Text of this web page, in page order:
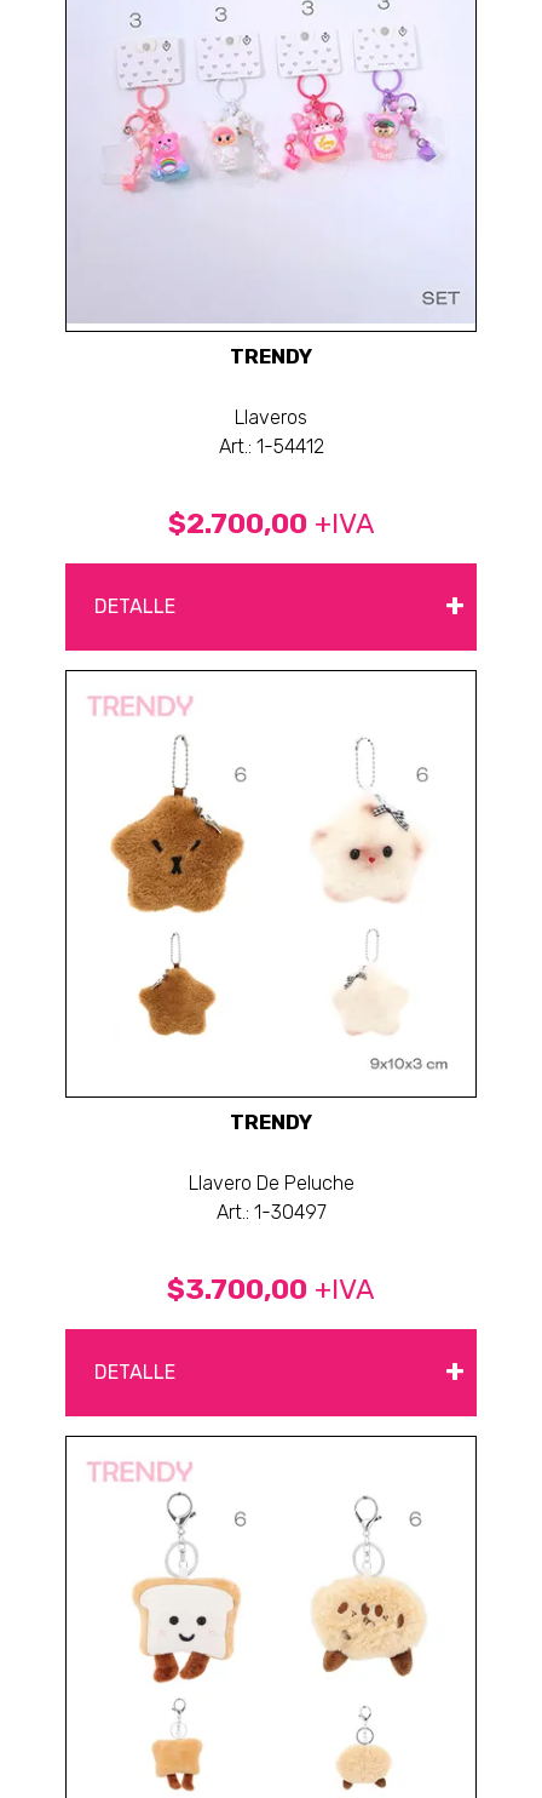
TRENDY
Llaveros
Art.: 1-54412
$2.700,00 +IVA
DETALLE +
TRENDY
Llavero De Peluche
Art.: 1-30497
$3.700,00 +IVA
DETALLE +